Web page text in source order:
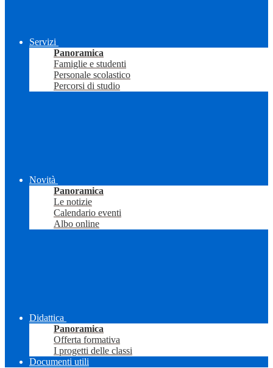
Servizi
Panoramica
Famiglie e studenti
Personale scolastico
Percorsi di studio
Novità
Panoramica
Le notizie
Calendario eventi
Albo online
Didattica
Panoramica
Offerta formativa
I progetti delle classi
Documenti utili